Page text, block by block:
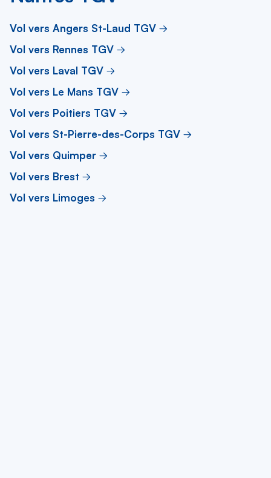
Vol vers Angers St-Laud TGV
Vol vers Rennes TGV
Vol vers Laval TGV
Vol vers Le Mans TGV
Vol vers Poitiers TGV
Vol vers St-Pierre-des-Corps TGV
Vol vers Quimper
Vol vers Brest
Vol vers Limoges